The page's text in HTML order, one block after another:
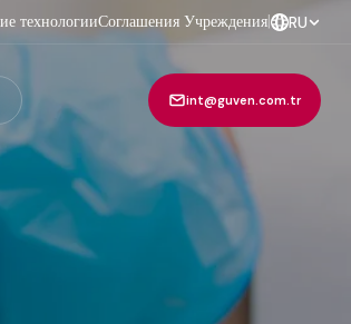
технологииСоглашения Учреждения| RU
int@guven.com.tr